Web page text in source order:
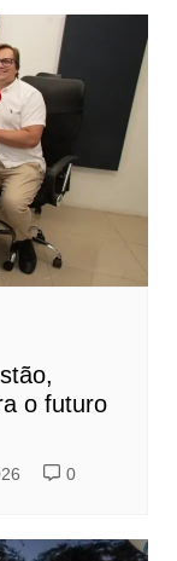
o futuro
0